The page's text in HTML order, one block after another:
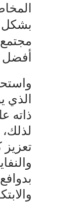
بشكل
أفضل
الذي
ذاته